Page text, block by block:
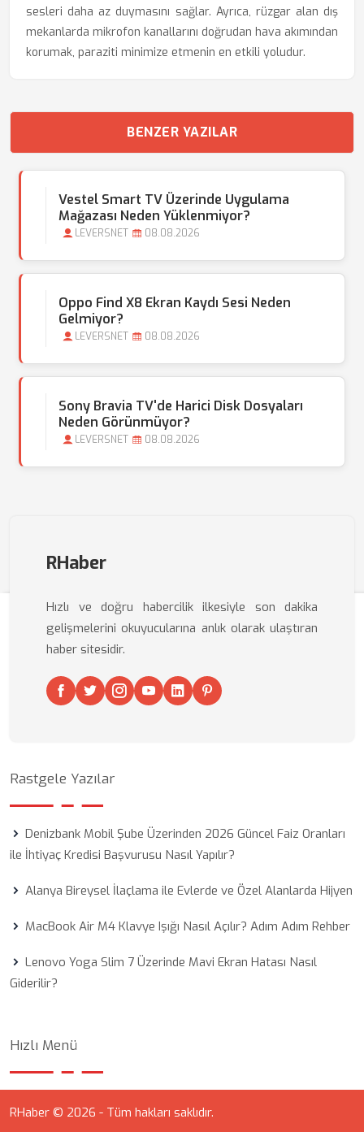
sesleri daha az duymasını sağlar. Ayrıca, rüzgar alan dış
mekanlarda mikrofon kanallarını doğrudan hava akımından
korumak, paraziti minimize etmenin en etkili yoludur.
BENZER YAZILAR
Vestel Smart TV Üzerinde Uygulama
Mağazası Neden Yüklenmiyor?
LEVERSNET 08.08.2026
Oppo Find X8 Ekran Kaydı Sesi Neden
Gelmiyor?
LEVERSNET 08.08.2026
Sony Bravia TV'de Harici Disk Dosyaları
Neden Görünmüyor?
LEVERSNET 08.08.2026
RHaber
Hızlı ve doğru habercilik ilkesiyle son dakika
gelişmelerini okuyucularına anlık olarak ulaştıran
haber sitesidir.
Rastgele Yazılar
Denizbank Mobil Şube Üzerinden 2026 Güncel Faiz Oranları
ile İhtiyaç Kredisi Başvurusu Nasıl Yapılır?
Alanya Bireysel İlaçlama ile Evlerde ve Özel Alanlarda Hijyen
MacBook Air M4 Klavye Işığı Nasıl Açılır? Adım Adım Rehber
Lenovo Yoga Slim 7 Üzerinde Mavi Ekran Hatası Nasıl
Giderilir?
Hızlı Menü
RHaber © 2026 - Tüm hakları saklıdır.